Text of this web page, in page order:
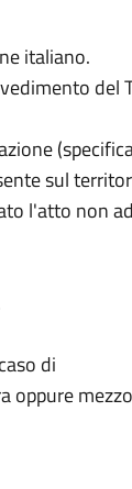
italiano.
del
sul
l'atto non
di
oppure